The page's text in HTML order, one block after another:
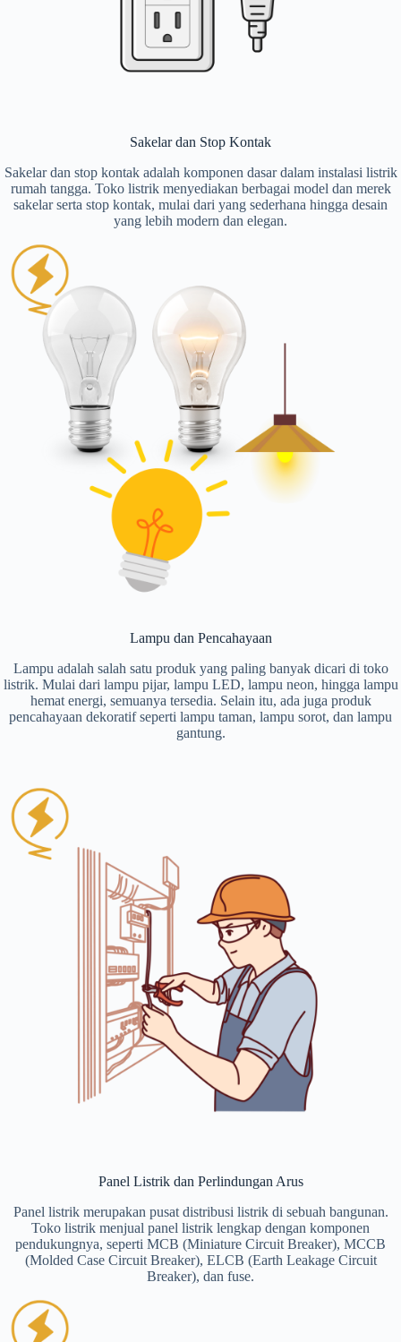
Sakelar dan Stop Kontak
Sakelar dan stop kontak adalah komponen dasar dalam instalasi listrik
rumah tangga. Toko listrik menyediakan berbagai model dan merek
sakelar serta stop kontak, mulai dari yang sederhana hingga desain
yang lebih modern dan elegan.
Lampu dan Pencahayaan
Lampu adalah salah satu produk yang paling banyak dicari di toko
listrik. Mulai dari lampu pijar, lampu LED, lampu neon, hingga lampu
hemat energi, semuanya tersedia. Selain itu, ada juga produk
pencahayaan dekoratif seperti lampu taman, lampu sorot, dan lampu
gantung.
Panel Listrik dan Perlindungan Arus
Panel listrik merupakan pusat distribusi listrik di sebuah bangunan.
Toko listrik menjual panel listrik lengkap dengan komponen
pendukungnya, seperti MCB (Miniature Circuit Breaker), MCCB
(Molded Case Circuit Breaker), ELCB (Earth Leakage Circuit
Breaker), dan fuse.